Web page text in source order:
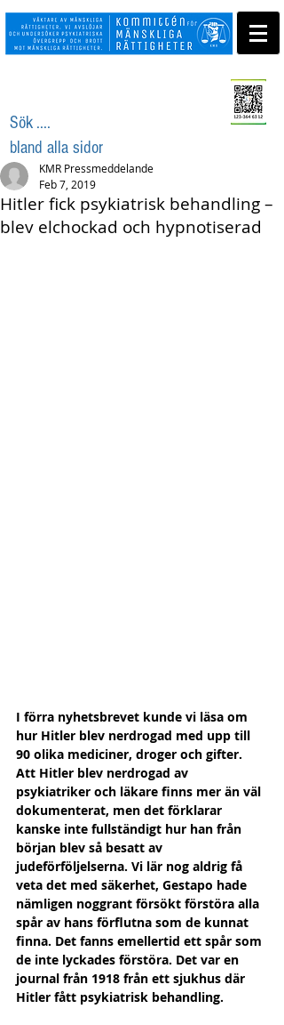
Sök ....
bland alla sidor
Hitler fick psykiatrisk behandling –
blev elchockad och hypnotiserad
KMR Pressmeddelande
Feb 7, 2019
I förra nyhetsbrevet kunde vi läsa om
hur Hitler blev nerdrogad med upp till
90 olika mediciner, droger och gifter.
Att Hitler blev nerdrogad av
psykiatriker och läkare finns mer än väl
dokumenterat, men det förklarar
kanske inte fullständigt hur han från
början blev så besatt av
judeförföljelserna. Vi lär nog aldrig få
veta det med säkerhet, Gestapo hade
nämligen noggrant försökt förstöra alla
spår av hans förflutna som de kunnat
finna. Det fanns emellertid ett spår som
de inte lyckades förstöra. Det var en
journal från 1918 från ett sjukhus där
Hitler fått psykiatrisk behandling.